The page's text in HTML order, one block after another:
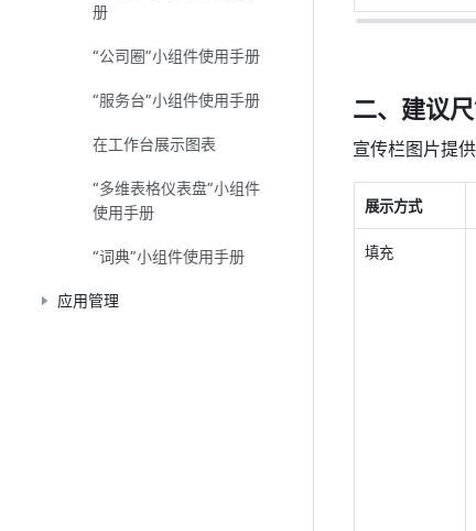
册
“公司圈”小组件使用手册
“服务台”小组件使用手册
在工作台展示图表
“多维表格仪表盘”小组件
使用手册
“词典”小组件使用手册
应用管理
二、建议
宣传栏图片提
展示方式
填充